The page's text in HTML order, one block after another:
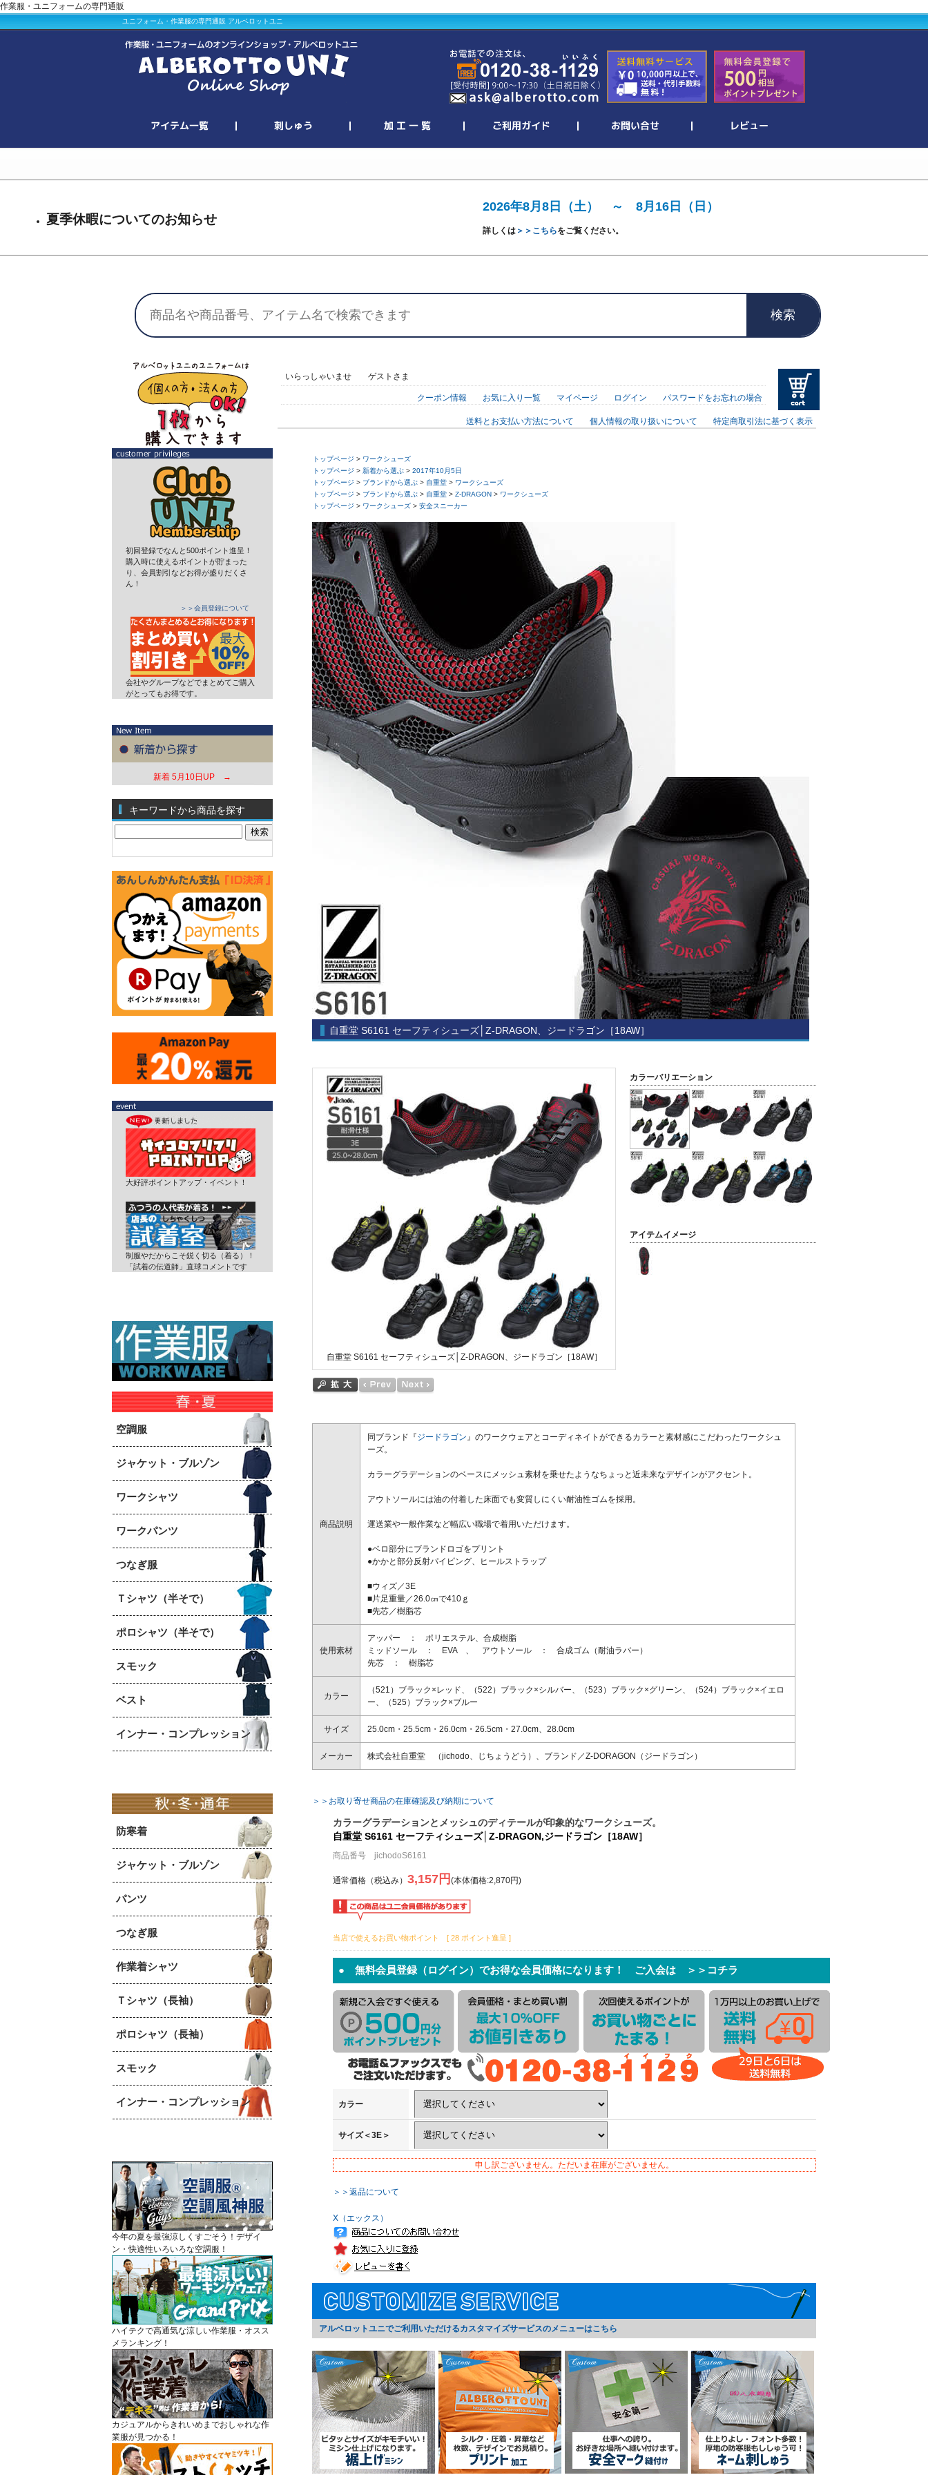
作業服・ユニフォームの専門通販
ユニフォーム・作業服の専門通販 アルベロットユニ
夏季休暇についてのお知らせ
2026年8月8日（土） ～ 8月16日（日）
詳しくは＞＞こちらをご覧ください。
検索
初回登録でなんと500ポイント進呈！
購入時に使えるポイントが貯まった
り、会員割引などお得が盛りだくさ
ん！
＞＞会員登録について
会社やグループなどでまとめてご購入
がとってもお得です。
新着 5月10日UP →
キーワードから商品を探す
大好評ポイントアップ・イベント！
制服やだからこそ鋭く切る（着る）！
「試着の伝道師」直球コメントです
空調服
ジャケット・ブルゾン
ワークシャツ
ワークパンツ
つなぎ服
Ｔシャツ（半そで）
ポロシャツ（半そで）
スモック
ベスト
インナー・コンプレッション
防寒着
ジャケット・ブルゾン
パンツ
つなぎ服
作業着シャツ
Ｔシャツ（長袖）
ポロシャツ（長袖）
スモック
インナー・コンプレッション
今年の夏を最強涼しくすごそう！デザイ
ン・快適性いろいろな空調服！
ハイテクで高通気な涼しい作業服・オスス
メランキング！
カジュアルからきれいめまでおしゃれな作
業服が見つかる！
いらっしゃいませ ゲストさま
クーポン情報 お気に入り一覧 マイページ ログイン パスワードをお忘れの場合
送料とお支払い方法について 個人情報の取り扱いについて 特定商取引法に基づく表示
トップページ > ワークシューズ
トップページ > 新着から選ぶ > 2017年10月5日
トップページ > ブランドから選ぶ > 自重堂 > ワークシューズ
トップページ > ブランドから選ぶ > 自重堂 > Z-DRAGON > ワークシューズ
トップページ > ワークシューズ > 安全スニーカー
自重堂 S6161 セーフティシューズ│Z-DRAGON、ジードラゴン［18AW］
カラーバリエーション
アイテムイメージ
自重堂 S6161 セーフティシューズ│Z-DRAGON、ジードラゴン［18AW］
商品説明
同ブランド『ジードラゴン 』のワークウェアとコーディネイトができるカラーと素材感にこだわったワークシュ
ーズ。
カラーグラデーションのベースにメッシュ素材を乗せたようなちょっと近未来なデザインがアクセント。
アウトソールには油の付着した床面でも変質しにくい耐油性ゴムを採用。
運送業や一般作業など幅広い職場で着用いただけます。
●ベロ部分にブランドロゴをプリント
●かかと部分反射パイピング、ヒールストラップ
■ウィズ／3E
■片足重量／26.0㎝で410ｇ
■先芯／樹脂芯
使用素材
アッパー ： ポリエステル、合成樹脂
ミッドソール ： EVA 、 アウトソール ： 合成ゴム（耐油ラバー）
先芯 ： 樹脂芯
カラー
（521）ブラック×レッド、（522）ブラック×シルバー、（523）ブラック×グリーン、（524）ブラック×イエロ
ー、（525）ブラック×ブルー
サイズ 25.0cm・25.5cm・26.0cm・26.5cm・27.0cm、28.0cm
メーカー 株式会社自重堂 （jichodo、じちょうどう）、ブランド／Z-DORAGON（ジードラゴン）
＞＞お取り寄せ商品の在庫確認及び納期について
カラーグラデーションとメッシュのディテールが印象的なワークシューズ。
自重堂 S6161 セーフティシューズ│Z-DRAGON,ジードラゴン［18AW］
商品番号 jichodoS6161
通常価格（税込み） 3,157円 (本体価格:2,870円)
当店で使えるお買い物ポイント [ 28 ポイント進呈 ]
● 無料会員登録（ログイン）でお得な会員価格になります！ ご入会は ＞＞コチラ
カラー
サイズ＜3E＞
申し訳ございません。ただいま在庫がございません。
＞＞返品について
X（エックス）
アルベロットユニでご利用いただけるカスタマイズサービスのメニューはこちら